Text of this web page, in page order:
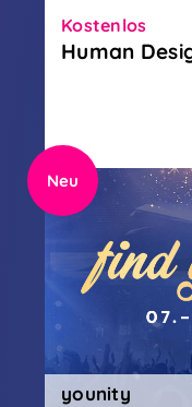
Kostenlos
Human
Neu
younity